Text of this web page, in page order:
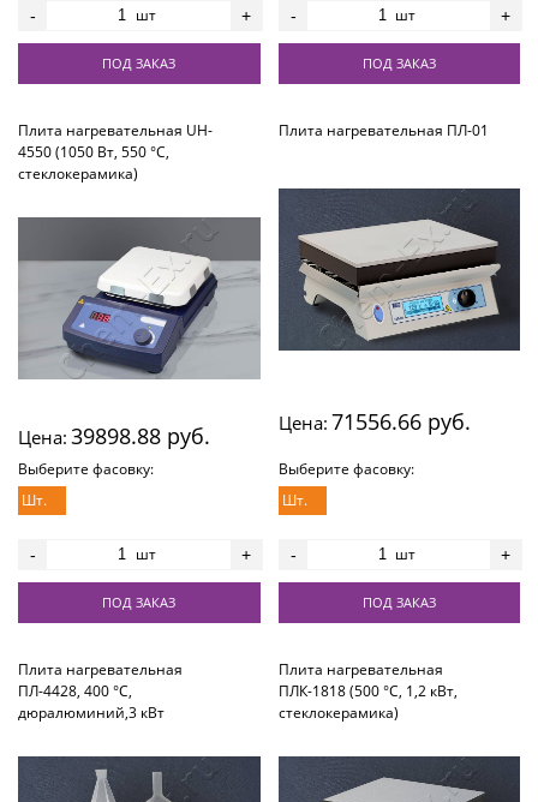
- шт +
ПОД ЗАКАЗ
- шт +
ПОД ЗАКАЗ
Плита нагревательная UH-
4550 (1050 Вт, 550 °С,
стеклокерамика)
Цена: 39898.88 руб.
Выберите фасовку:
Шт.
- шт +
ПОД ЗАКАЗ
Плита нагревательная ПЛ-01
Цена: 71556.66 руб.
Выберите фасовку:
Шт.
- шт +
ПОД ЗАКАЗ
Плита нагревательная
ПЛ-4428, 400 °С,
дюралюминий,3 кВт
Плита нагревательная
ПЛК-1818 (500 °С, 1,2 кВт,
стеклокерамика)